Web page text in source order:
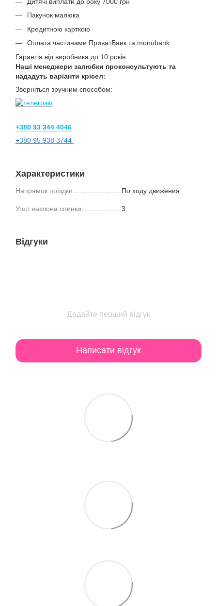
Пакунок малюка
Кредитною карткою
Оплата частинами ПриватБанк та monobank
Гарантія від виробника до 10 років
Наші менеджери залюбки проконсультують та
нададуть варіанти крісел:
Зверніться зручним способом:
+380 93 344 4046
+380 95 938 3744
Характеристики
Напрямок поїздки По ходу движения
Угол наклона спинки 3
Відгуки
Додайте перший відгук
Написати відгук